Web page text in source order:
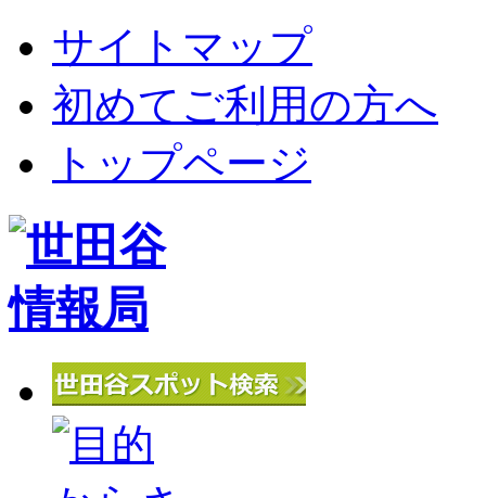
サイトマップ
初めてご利用の方へ
トップページ